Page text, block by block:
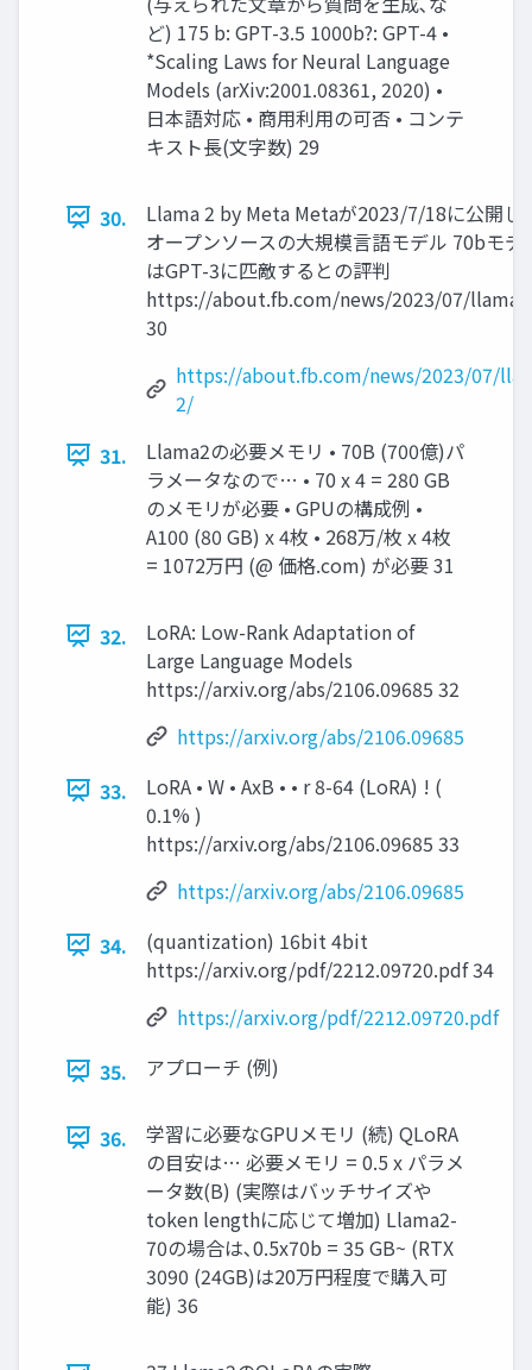
ど) 175 b: GPT-3.5 1000b?: GPT-4 •
*Scaling Laws for Neural Language
Models (arXiv:2001.08361, 2020) •
日本語対応 • 商用利用の可否 • コンテ
キスト⾧(文字数) 29
30.
Llama 2 by Meta Metaが2023/7/18に公開し
オープンソースの大規模言語モデル 70bモデ
はGPT-3に匹敵するとの評判
https://about.fb.com/news/2023/07/llama-
30
https://about.fb.com/news/2023/07/
2/
31.
Llama2の必要メモリ • 70B (700億)パ
ラメータなので… • 70 x 4 = 280 GB
のメモリが必要 • GPUの構成例 •
A100 (80 GB) x 4枚 • 268万/枚 x 4枚
= 1072万円 (@ 価格.com) が必要 31
32.
LoRA: Low-Rank Adaptation of
Large Language Models
https://arxiv.org/abs/2106.09685 32
https://arxiv.org/abs/2106.09685
33.
LoRA • W • AxB • • r 8-64 (LoRA) ! (
0.1% )
https://arxiv.org/abs/2106.09685 33
https://arxiv.org/abs/2106.09685
34.
(quantization) 16bit 4bit
https://arxiv.org/pdf/2212.09720.pdf 34
https://arxiv.org/pdf/2212.09720.pdf
35.
アプローチ (例)
36.
学習に必要なGPUメモリ (続) QLoRA
の目安は… 必要メモリ = 0.5 x パラメ
ータ数(B) (実際はバッチサイズや
token lengthに応じて増加) Llama2-
70の場合は､0.5x70b = 35 GB~ (RTX
3090 (24GB)は20万円程度で購入可
能) 36